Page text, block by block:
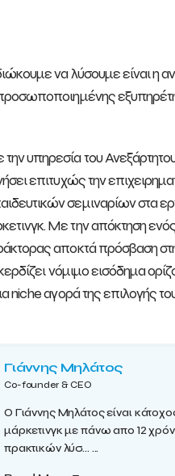
να λύσουμε είναι η
υπηρεσία του
επιτυχώς την
σεμιναρίων στα
Με την απόκτηση
αποκτά πρόσβαση
νόμιμο εισόδημα
niche αγορά της επιλογής
Γιάννης Μηλάτος
Co-founder & CEO
Ο Γιάννης Μηλάτος είναι
μάρκετινγκ με πάνω απο 12
πρακτικών λύσ... ...